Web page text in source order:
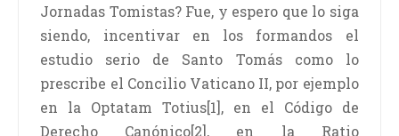
Jornadas Tomistas? Fue, y espero que lo siga
siendo, incentivar en los formandos el
estudio serio de Santo Tomás como lo
prescribe el Concilio Vaticano II, por ejemplo
en la Optatam Totius[1], en el Código de
Derecho Canónico[2], en la Ratio